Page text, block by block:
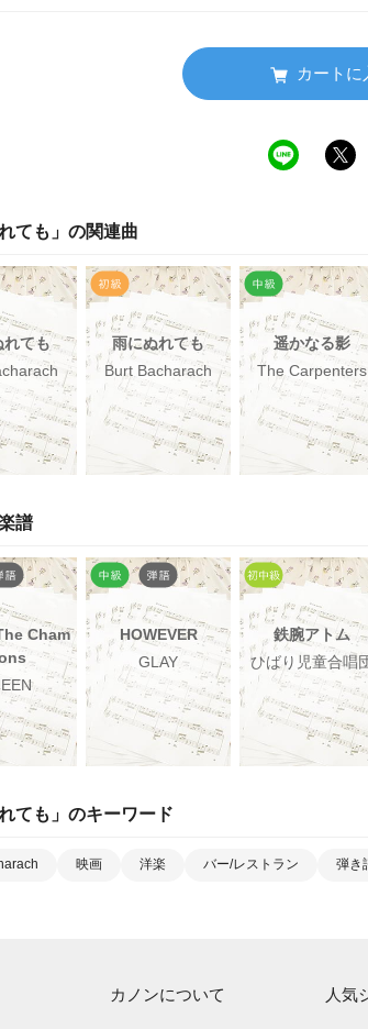
カートに
ても 」の関連曲
れても
雨にぬれても
Burt Bacharach
遥かなる影
The Carpenters
譜
Cham
HOWEVER
GLAY
鉄腕アトム
ひばり児童合唱
ても 」のキーワード
映画 洋楽 バー/レストラン 弾き
カノンについて 人気